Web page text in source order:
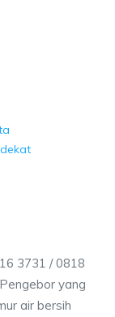
3731 / 0818
yang
air bersih